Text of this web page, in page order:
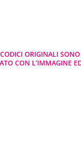
ORIGINALI
CON L’IMMAGINE